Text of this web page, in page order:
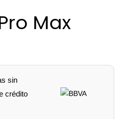
sin
crédito